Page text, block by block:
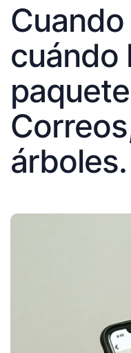
cuándo
árboles.